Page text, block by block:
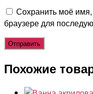
Сохранить моё
браузере для
Похожие